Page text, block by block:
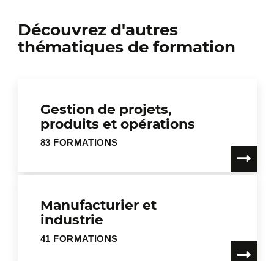
Découvrez d'autres
thématiques de formation
Gestion de projets,
produits et opérations
83 FORMATIONS
Manufacturier et
industrie
41 FORMATIONS